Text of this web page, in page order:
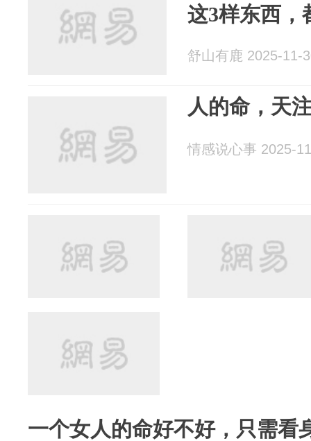
这3样东西，
舒山有鹿 2025-11-
人的命，天
情感说心事 2025-
一个女人的命好不好，只需看